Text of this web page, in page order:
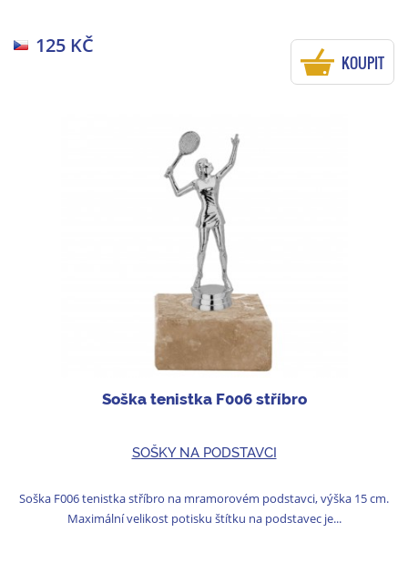
125 KČ
KOUPIT
Soška tenistka F006 stříbro
SOŠKY NA PODSTAVCI
Soška F006 tenistka stříbro na mramorovém podstavci, výška 15 cm.
Maximální velikost potisku štítku na podstavec je...